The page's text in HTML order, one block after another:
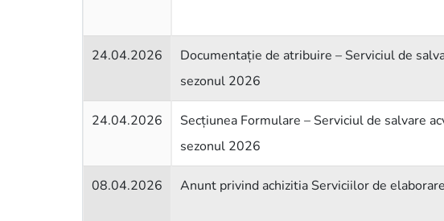
24.04.2026
Documentație de atribuire – Serviciul de
sezonul 2026
24.04.2026
Secțiunea Formulare – Serviciul de salvare
sezonul 2026
08.04.2026
Anunt privind achizitia Serviciilor de